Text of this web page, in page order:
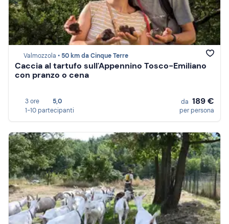
Valmozzola • 50 km da Cinque Terre
Caccia al tartufo sull'Appennino Tosco-Emiliano
con pranzo o cena
3 ore
5,0
1-10 partecipanti
da 189 €
per persona